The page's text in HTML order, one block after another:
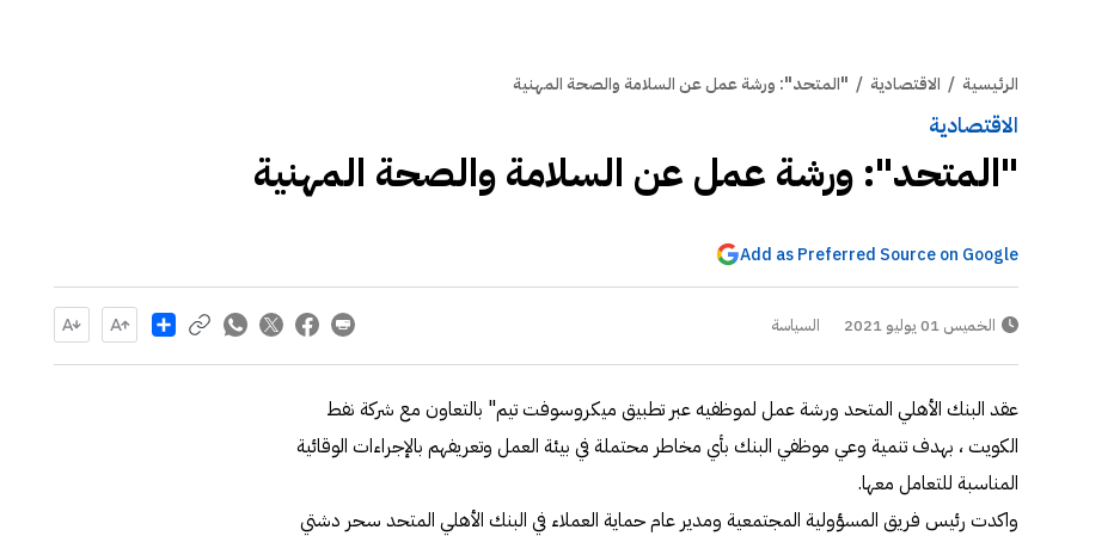
الرئيسية / الاقتصادية / "المتحد": ورشة عمل عن السلامة والصحة المهنية
الاقتصادية
"المتحد": ورشة عمل عن السلامة والصحة المهنية
Add as Preferred Source on Google
الخميس 01 يوليو 2021 السياسة Share
عقد البنك الأهلي المتحد ورشة عمل لموظفيه عبر تطبيق ميكروسوفت تيم" بالتعاون مع شركة نفط
الكويت ، بهدف تنمية وعي موظفي البنك بأي مخاطر محتملة في بيئة العمل وتعريفهم بالإجراءات الوقائية
المناسبة للتعامل معها.
واكدت رئيس فريق المسؤولية المجتمعية ومدير عام حماية العملاء في البنك الأهلي المتحد سحر دشتي